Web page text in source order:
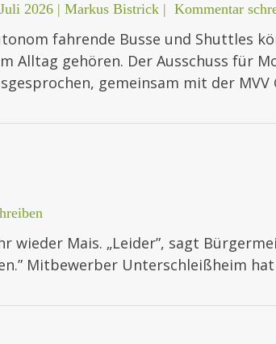
2026 | Markus Bistrick | Kommentar
fahrende Busse und Shuttles
Alltag gehören. Der Ausschuss für
gemeinsam mit der
wieder Mais. „Leider”, sagt
Mitbewerber Unterschleißheim hat